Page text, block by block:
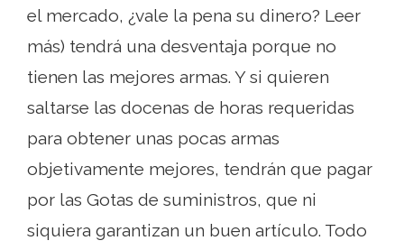
el mercado, ¿vale la pena su dinero? Leer
más) tendrá una desventaja porque no
tienen las mejores armas. Y si quieren
saltarse las docenas de horas requeridas
para obtener unas pocas armas
objetivamente mejores, tendrán que pagar
por las Gotas de suministros, que ni
siquiera garantizan un buen artículo. Todo